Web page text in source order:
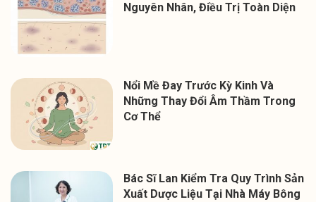
Nguyên Nhân, Điều Trị Toàn Diện
Nổi Mề Đay Trước Kỳ Kinh Và
Những Thay Đổi Âm Thầm Trong
Cơ Thể
Bác Sĩ Lan Kiểm Tra Quy Trình Sản
Xuất Dược Liệu Tại Nhà Máy Bông